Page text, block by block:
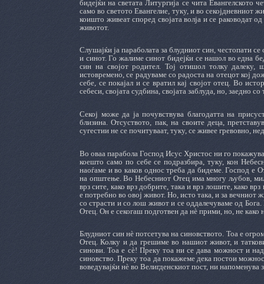
бидејќи на светата Литургија се чита Евангелското
само во светото Евангелие, туку, и во секојдневниот
коишто живеат според својата волја и се раководат
животот.
Слушајќи ја параболата за блудниот син, честопати
и синот. Го жалиме синот бидејќи се нашол во една
син на својот родител. Тој отишол толку
истовремено, се радуваме со радоста на отецот кој
себе, се покаjал и се вратил кај својот отец. Во
себеси, својата судбина, својата заблуда, но, заедно
Секој може да ја почувствува благодатта на
близина. Отсуството, пак, на своите деца,
сугестии не се почитуваат, туку, се живее гревовно,
Во оваа парабола Господ Исус Христос ни го
коешто само по себе се подразбира, туку, кон
наоѓаме и во каков однос треба да бидеме. Господ е
на општење. Во Небесниот Отец има многу љубов,
врз сите, како врз добрите, така и врз лошите, како
е потребно во овој живот. Но, исто така, и за вечниот
со страсти и со лош живот и се оддалечуваме од
Отец. Он е секогаш подготвен да нè прими, но, не како
Блудниот син нè потсетува на синовството. Тоа е
Отец. Колку и да грешиме во нашиот живот, и
синови. Тоа е сè! Преку тоа ни се дава можност и
синовство. Преку тоа да покажеме дека постои
воведувајќи нè во Велигденскиот пост, ни